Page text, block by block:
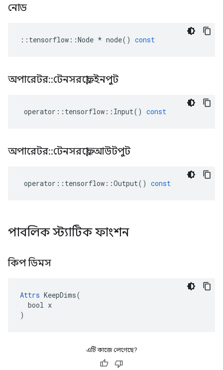
নোড
:: tensorflow ::Node * node() const
অপারেটর::টেনসরফ্লো::ইনপুট
operator :: tensorflow :: Input() const
অপারেটর::টেনসরফ্লো::আউটপুট
operator :: tensorflow ::Output() const
পাবলিক স্ট্যাটিক ফাংশন
কিপ ডিমস
Attrs KeepDims(
  bool x
)
এটি কাজে লেগেছে?